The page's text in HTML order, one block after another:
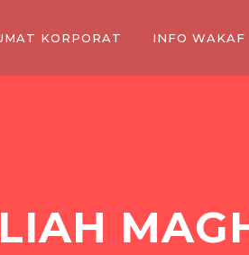
KORPORAT INFO WAKAF